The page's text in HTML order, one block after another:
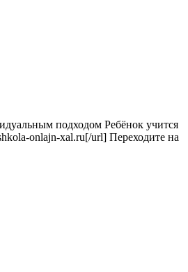
подходом Ребёнок учится
onlajn-xal.ru[/url] Переходите на